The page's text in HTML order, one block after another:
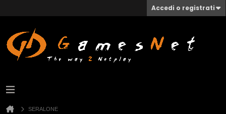
Accedi o registrati
SERALONE